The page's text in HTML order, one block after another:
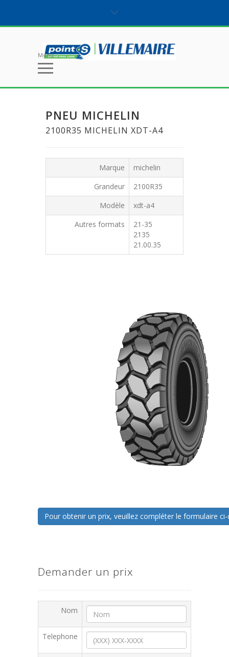
Menu
PNEU MICHELIN
2100R35 MICHELIN XDT-A4
Marque
michelin
Grandeur
2100R35
Modèle
xdt-a4
Autres formats
21-35
2135
21.00.35
Pour obtenir un prix, veuillez compléter le formulaire
Demander un prix
Nom
Telephone